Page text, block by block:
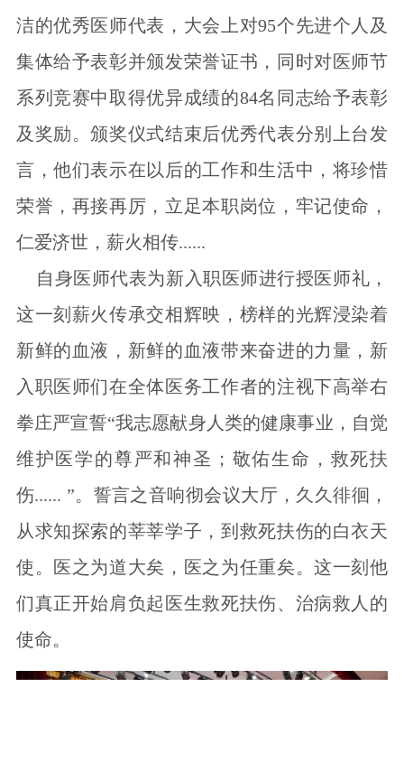
洁的优秀医师代表，大会上对95个先进个人及
集体给予表彰并颁发荣誉证书，同时对医师节
系列竞赛中取得优异成绩的84名同志给予表彰
及奖励。颁奖仪式结束后优秀代表分别上台发
言，他们表示在以后的工作和生活中，将珍惜
荣誉，再接再厉，立足本职岗位，牢记使命，
仁爱济世，薪火相传......
自身医师代表为新入职医师进行授医师礼，
这一刻薪火传承交相辉映，榜样的光辉浸染着
新鲜的血液，新鲜的血液带来奋进的力量，新
入职医师们在全体医务工作者的注视下高举右
拳庄严宣誓“我志愿献身人类的健康事业，自觉
维护医学的尊严和神圣；敬佑生命，救死扶
伤...... ”。誓言之音响彻会议大厅，久久徘徊，
从求知探索的莘莘学子，到救死扶伤的白衣天
使。医之为道大矣，医之为任重矣。这一刻他
们真正开始肩负起医生救死扶伤、治病救人的
使命。